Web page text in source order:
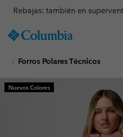
TO
SKIP
MAIN
NAV
Rebajas: también en
Forros Polares Técnicos
Nuevos Colores